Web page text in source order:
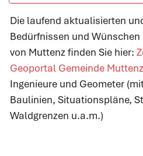
Die laufend aktualisierten
Bedürfnissen und
von Muttenz finden Sie hier:
Geoportal Gemeinde Muttenz
Ingenieure und Geometer
Baulinien, Situationspläne,
Waldgrenzen u.a.m.)
Zugehörige Objekte